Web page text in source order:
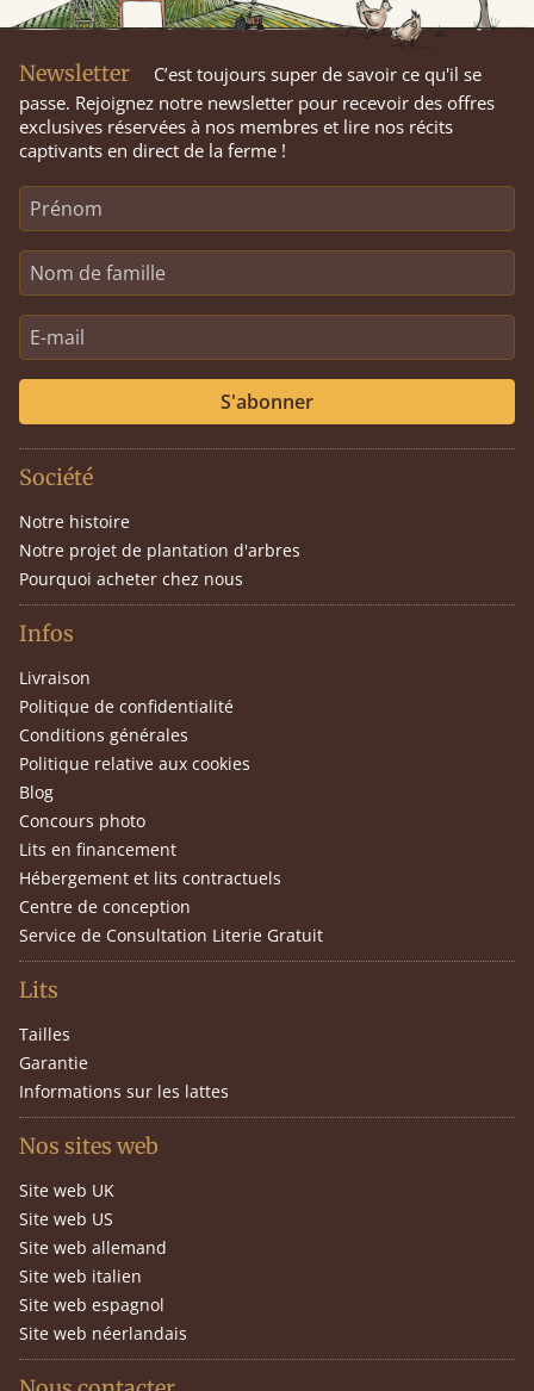
Newsletter
C’est toujours super de savoir ce qu'il se
passe. Rejoignez notre newsletter pour recevoir des offres
exclusives réservées à nos membres et lire nos récits
captivants en direct de la ferme !
S'abonner
Société
Notre histoire
Notre projet de plantation d'arbres
Pourquoi acheter chez nous
Infos
Livraison
Politique de confidentialité
Conditions générales
Politique relative aux cookies
Blog
Concours photo
Lits en financement
Hébergement et lits contractuels
Centre de conception
Service de Consultation Literie Gratuit
Lits
Tailles
Garantie
Informations sur les lattes
Nos sites web
Site web UK
Site web US
Site web allemand
Site web italien
Site web espagnol
Site web néerlandais